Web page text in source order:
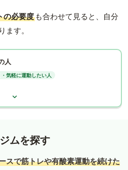
の必要度 も合わせて見ると、自分
ます。
人
気軽に運動したい人
ムを探す
スで筋トレや有酸素運動を続けた